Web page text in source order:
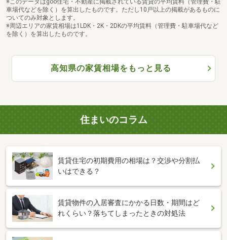
※このデータはgoo住宅・不動産に掲載されている賃貸の平均賃料（管理費・駐
車場代などを除く）を算出したものです。ただし10戸以上の掲載があるものに
ついてのみ対象とします。
※周辺エリアの家賃相場は1LDK・2K・2DKの平均賃料（管理費・駐車場代など
を除く）を算出したものです。
高知県の家賃相場をもっと見る
住まいのコラム
賃貸住宅の初期費用の相場は？交渉や分割払
いはできる？
賃貸物件の入居審査にかかる日数・期間はど
れくらい？落ちてしまったときの対処法